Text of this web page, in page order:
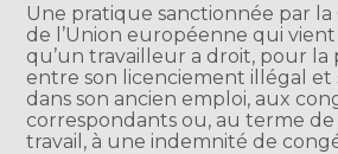
Une pratique sanctionnée par la
de l’Union européenne qui
qu’un travailleur a droit, pour la
entre son licenciement illégal et
dans son ancien emploi, aux
correspondants ou, au terme de
travail, à une indemnité de